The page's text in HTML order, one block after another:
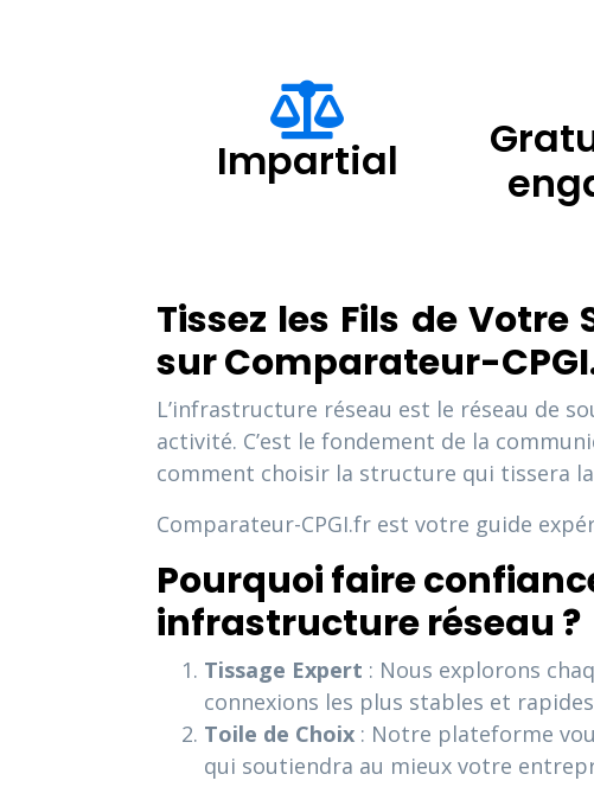
Impartial
Tissez les Fils de
sur Comparateur-
L’infrastructure réseau est le réseau de
activité. C’est le fondement de la
comment choisir la structure qui tissera
Comparateur-CPGI.fr est votre guide
Pourquoi faire
infrastructure réseau ?
Tissage Expert : Nous explorons
connexions les plus stables et
Toile de Choix : Notre plateforme
qui soutiendra au mieux votre